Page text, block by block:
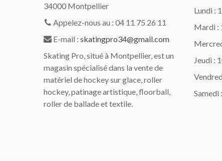
34000 Montpellier
Appelez-nous au : 04 11 75 26 11
E-mail : skatingpro34@gmail.com
Skating Pro, situé à Montpellier, est un
magasin spécialisé dans la vente de
matériel de hockey sur glace, roller
hockey, patinage artistique, floorball,
roller de ballade et textile.
Lundi :
Mardi :
Jeudi :
Samedi